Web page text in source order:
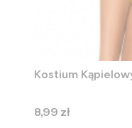
Kostium
Cena
8,99 zł